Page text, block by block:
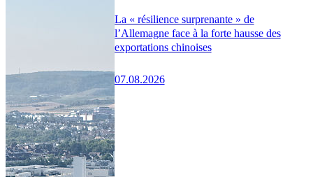
La « résilience surprenante » de
l’Allemagne face à la forte hausse des
exportations chinoises
07.08.2026